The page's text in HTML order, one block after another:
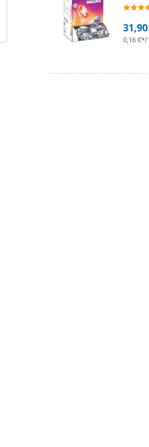
0,16 €*/